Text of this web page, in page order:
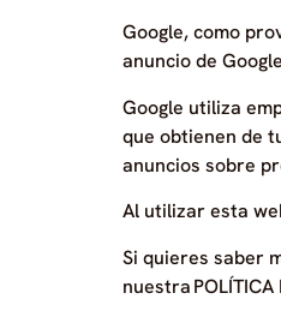
Google, como
anuncio de
Google utiliza
que obtienen de
anuncios sobre
Al utilizar esta
Si quieres saber
nuestra POLÍTICA